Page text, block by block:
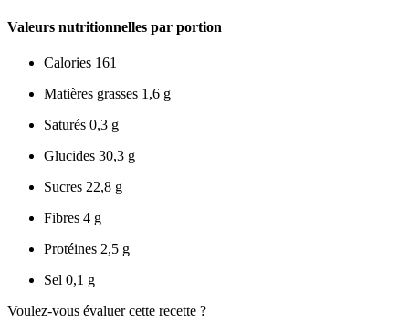
Valeurs nutritionnelles par portion
Calories 161
Matières grasses 1,6 g
Saturés 0,3 g
Glucides 30,3 g
Sucres 22,8 g
Fibres 4 g
Protéines 2,5 g
Sel 0,1 g
Voulez-vous évaluer cette recette ?